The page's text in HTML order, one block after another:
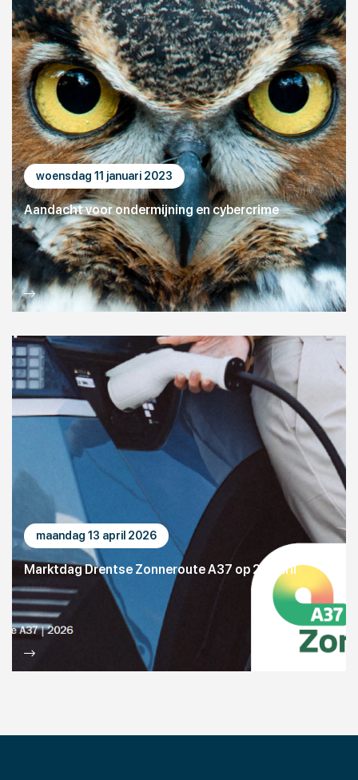
woensdag 11 januari 2023
Aandacht voor ondermijning en cybercrime
maandag 13 april 2026
Marktdag Drentse Zonneroute A37 op 23 april